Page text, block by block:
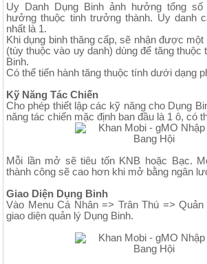
Uy Danh Dụng Binh ảnh hưởng tổng số
hưởng thuộc tinh trưởng thành. Uy danh
nhất là 1.
Khi dụng binh thăng cấp, sẽ nhận được
(tùy thuộc vào uy danh) dùng để tăng thuộc
Binh.
Có thể tiến hành tăng thuộc tính dưới dạng
Kỹ Năng Tác Chiến
Cho phép thiết lập các kỹ năng cho Dụng
năng tác chiến mặc định ban đầu là 1 ô, có
Mỗi lần mở sẽ tiêu tốn KNB hoặc Bạc.
thành công sẽ cao hơn khi mở bằng ngân
Giao Diện Dụng Binh
Vào Menu Cá Nhân => Trân Thú =>
giao diện quản lý Dụng Binh.